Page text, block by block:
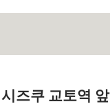
즈쿠 교토역 앞